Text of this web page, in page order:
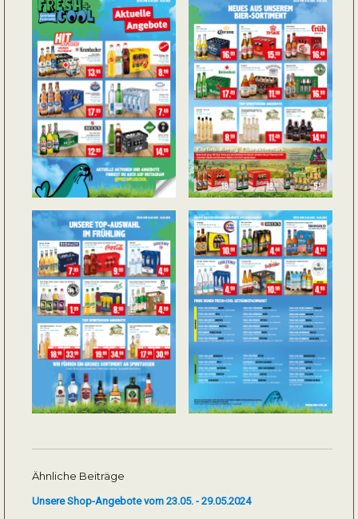
Ähnliche Beiträge
Unsere Shop-Angebote vom 23.05. - 29.05.2024